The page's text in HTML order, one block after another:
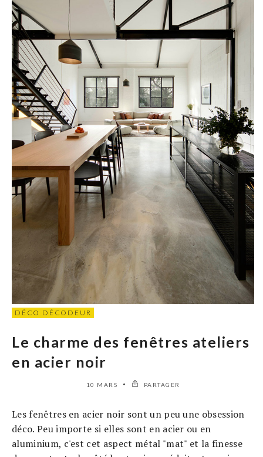
DÉCO DÉCODEUR
Le charme des fenêtres ateliers
en acier noir
10 MARS PARTAGER
Les fenêtres en acier noir sont un peu une obsession
déco. Peu importe si elles sont en acier ou en
aluminium, c'est cet aspect métal "mat" et la finesse